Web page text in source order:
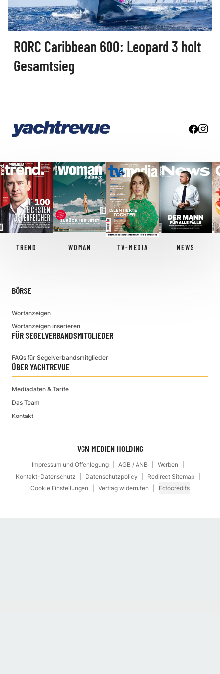
RORC Caribbean 600: Leopard 3 holt
Gesamtsieg
TREND WOMAN TV-MEDIA NEWS
BÖRSE
Wortanzeigen
Wortanzeigen inserieren
FÜR SEGELVERBANDSMITGLIEDER
FAQs für Segelverbandsmitglieder
ÜBER YACHTREVUE
Mediadaten & Tarife
Das Team
Kontakt
VGN MEDIEN HOLDING
Impressum und Offenlegung AGB / ANB
Werben
Kontakt-Datenschutz
Datenschutzpolicy
Redirect Sitemap
Cookie Einstellungen
Vertrag widerrufen Fotocredits